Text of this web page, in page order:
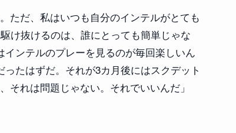
ただ、私はいつも自分のインテルがとても
け抜けるのは、誰にとっても簡単じゃな
ンテルのプレーを見るのが毎回楽しいん
たはずだ。それが3カ月後にはスクデット
それは問題じゃない。それでいいんだ」